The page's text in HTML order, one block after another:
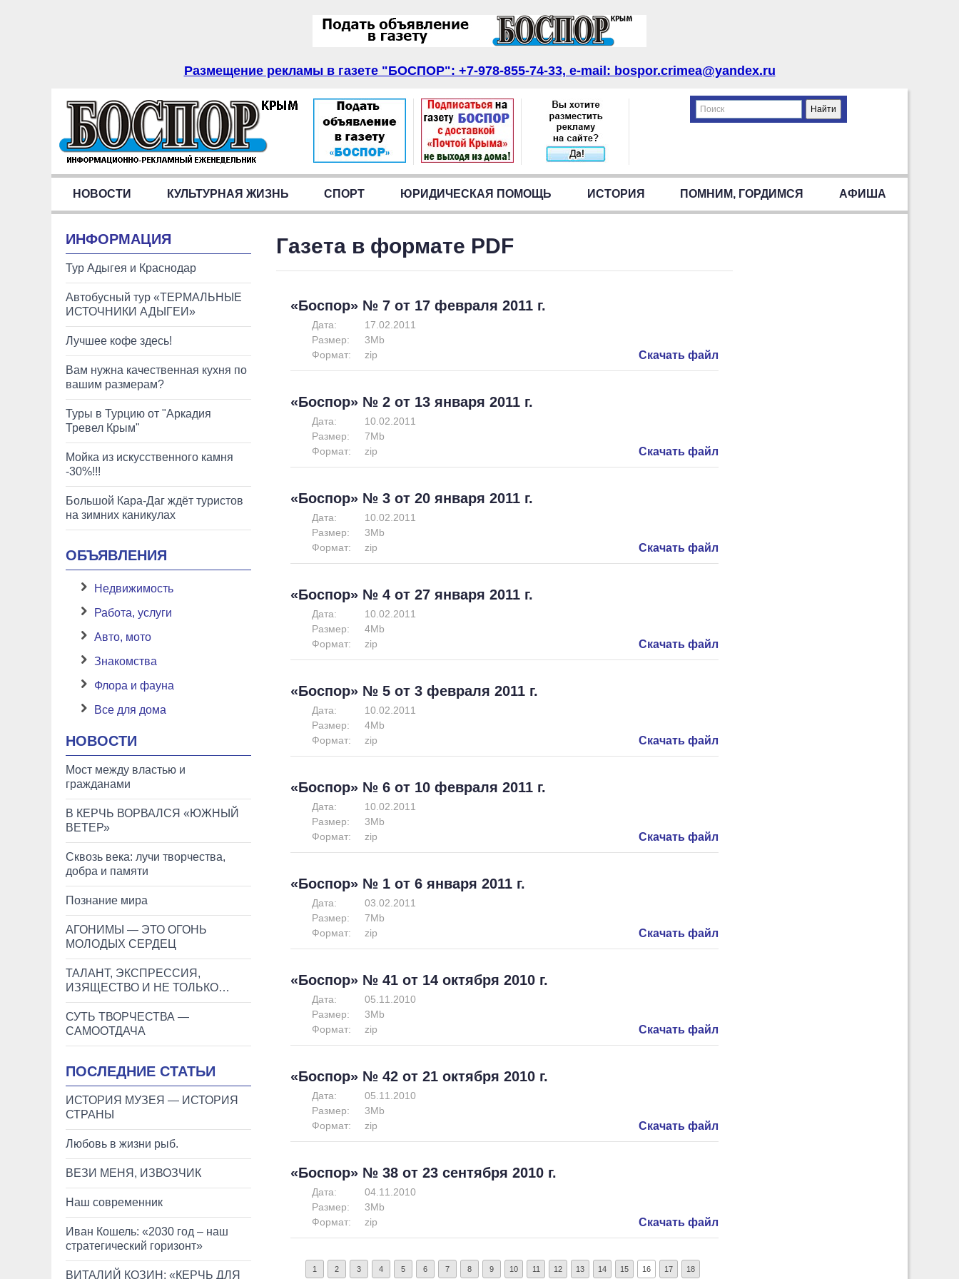
Размещение рекламы в газете "БОСПОР": +7-978-855-74-33, e-mail: bospor.crimea@yandex.ru
НОВОСТИ КУЛЬТУРНАЯ ЖИЗНЬ СПОРТ ЮРИДИЧЕСКАЯ ПОМОЩЬ ИСТОРИЯ ПОМНИМ, ГОРДИМСЯ АФИША
ИНФОРМАЦИЯ
Тур Адыгея и Краснодар
Автобусный тур «ТЕРМАЛЬНЫЕ
ИСТОЧНИКИ АДЫГЕИ»
Лучшее кофе здесь!
Вам нужна качественная кухня по
вашим размерам?
Туры в Турцию от "Аркадия
Тревел Крым"
Мойка из искусственного камня
-30%!!!
Большой Кара-Даг ждёт туристов
на зимних каникулах
ОБЪЯВЛЕНИЯ
Недвижимость
Работа, услуги
Авто, мото
Знакомства
Флора и фауна
Все для дома
НОВОСТИ
Мост между властью и
гражданами
В КЕРЧЬ ВОРВАЛСЯ «ЮЖНЫЙ
ВЕТЕР»
Сквозь века: лучи творчества,
добра и памяти
Познание мира
АГОНИМЫ — ЭТО ОГОНЬ
МОЛОДЫХ СЕРДЕЦ
ТАЛАНТ, ЭКСПРЕССИЯ,
ИЗЯЩЕСТВО И НЕ ТОЛЬКО…
СУТЬ ТВОРЧЕСТВА —
САМООТДАЧА
ПОСЛЕДНИЕ СТАТЬИ
ИСТОРИЯ МУЗЕЯ — ИСТОРИЯ
СТРАНЫ
Любовь в жизни рыб.
ВЕЗИ МЕНЯ, ИЗВОЗЧИК
Наш современник
Иван Кошель: «2030 год – наш
стратегический горизонт»
ВИТАЛИЙ КОЗИН: «КЕРЧЬ ДЛЯ
Газета в формате PDF
«Боспор» № 7 от 17 февраля 2011 г.
Дата:
17.02.2011
Размер:
3Mb
Формат:
zip Скачать файл
«Боспор» № 2 от 13 января 2011 г.
Дата:
10.02.2011
Размер:
7Mb
Формат:
zip Скачать файл
«Боспор» № 3 от 20 января 2011 г.
Дата:
10.02.2011
Размер:
3Mb
Формат:
zip Скачать файл
«Боспор» № 4 от 27 января 2011 г.
Дата:
10.02.2011
Размер:
4Mb
Формат:
zip Скачать файл
«Боспор» № 5 от 3 февраля 2011 г.
Дата:
10.02.2011
Размер:
4Mb
Формат:
zip Скачать файл
«Боспор» № 6 от 10 февраля 2011 г.
Дата:
10.02.2011
Размер:
3Mb
Формат:
zip Скачать файл
«Боспор» № 1 от 6 января 2011 г.
Дата:
03.02.2011
Размер:
7Mb
Формат:
zip Скачать файл
«Боспор» № 41 от 14 октября 2010 г.
Дата:
05.11.2010
Размер:
3Mb
Формат:
zip Скачать файл
«Боспор» № 42 от 21 октября 2010 г.
Дата:
05.11.2010
Размер:
3Mb
Формат:
zip Скачать файл
«Боспор» № 38 от 23 сентября 2010 г.
Дата:
04.11.2010
Размер:
3Mb
Формат:
zip Скачать файл
1 2 3 4 5 6 7 8 9 10 11 12 13 14 15 16 17 18